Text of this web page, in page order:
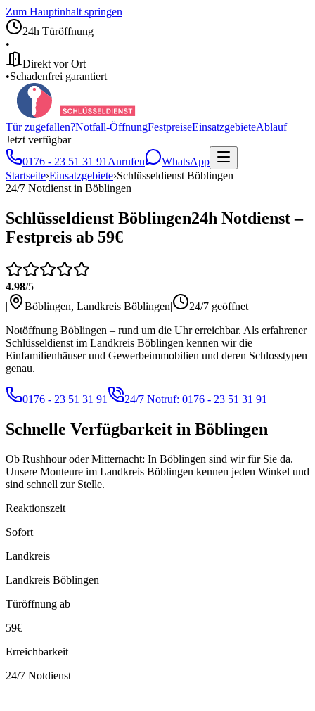
Zum Hauptinhalt springen
24h Türöffnung
•
Direkt vor Ort
•Schadenfrei garantiert
Tür zugefallen?Notfall-ÖffnungFestpreiseEinsatzgebieteAblauf
Jetzt verfügbar
0176 - 23 51 31 91 Anrufen
WhatsApp
Startseite›Einsatzgebiete›Schlüsseldienst Böblingen
24/7 Notdienst in Böblingen
Schlüsseldienst Böblingen24h Notdienst –
Festpreis ab 59€
4.98/5
|
Böblingen, Landkreis Böblingen|
24/7 geöffnet
Notöffnung Böblingen – rund um die Uhr erreichbar. Als erfahrener
Schlüsseldienst im Landkreis Böblingen kennen wir die
Einfamilienhäuser und Gewerbeimmobilien und deren Schlosstypen
genau.
0176 - 23 51 31 91 24/7 Notruf: 0176 - 23 51 31 91
Schnelle Verfügbarkeit in Böblingen
Ob Rushhour oder Mitternacht: In Böblingen sind wir für Sie da.
Unsere Monteure im Landkreis Böblingen kennen jeden Winkel und
sind schnell zur Stelle.
Reaktionszeit
Sofort
Landkreis
Landkreis Böblingen
Türöffnung ab
59€
Erreichbarkeit
24/7 Notdienst